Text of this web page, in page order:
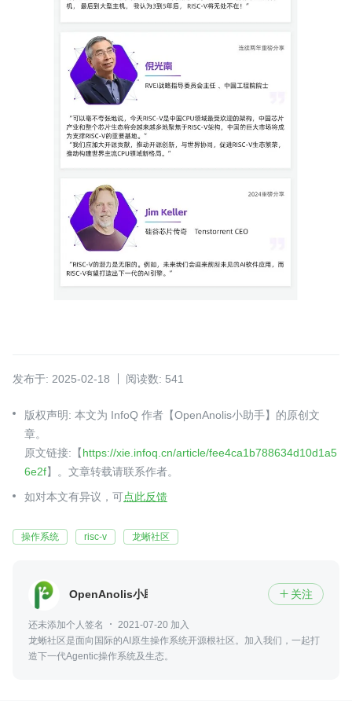
发布于: 2025-02-18 阅读数: 541
版权声明: 本文为 InfoQ 作者【OpenAnolis小助手】的原创文
章。
原文链接:【https://xie.infoq.cn/article/fee4ca1b788634d10d1a5
6e2f】。文章转载请联系作者。
如对本文有异议，可点此反馈
操作系统 risc-v 龙蜥社区
OpenAnolis小助手  关注
还未添加个人签名
2021-07-20 加入
龙蜥社区是面向国际的AI原生操作系统开源根社区。加入我们，一起打
造下一代Agentic操作系统及生态。